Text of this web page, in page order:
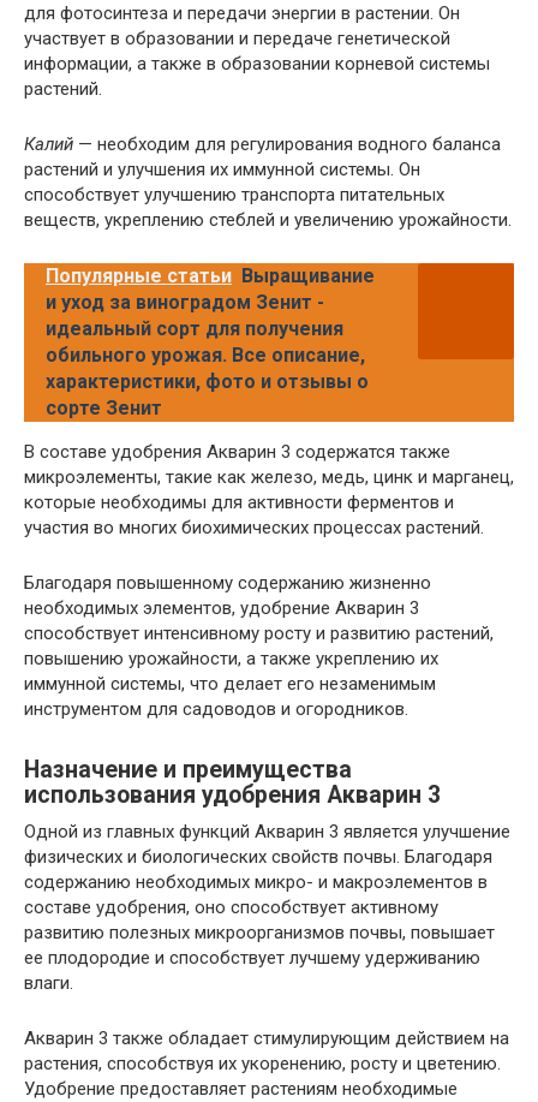
для фотосинтеза и передачи энергии в растении. Он
участвует в образовании и передаче генетической
информации, а также в образовании корневой системы
растений.
Калий — необходим для регулирования водного баланса
растений и улучшения их иммунной системы. Он
способствует улучшению транспорта питательных
веществ, укреплению стеблей и увеличению урожайности.
Популярные статьи Выращивание
и уход за виноградом Зенит -
идеальный сорт для получения
обильного урожая. Все описание,
характеристики, фото и отзывы о
сорте Зенит
В составе удобрения Акварин 3 содержатся также
микроэлементы, такие как железо, медь, цинк и марганец,
которые необходимы для активности ферментов и
участия во многих биохимических процессах растений.
Благодаря повышенному содержанию жизненно
необходимых элементов, удобрение Акварин 3
способствует интенсивному росту и развитию растений,
повышению урожайности, а также укреплению их
иммунной системы, что делает его незаменимым
инструментом для садоводов и огородников.
Назначение и преимущества
использования удобрения Акварин 3
Одной из главных функций Акварин 3 является улучшение
физических и биологических свойств почвы. Благодаря
содержанию необходимых микро- и макроэлементов в
составе удобрения, оно способствует активному
развитию полезных микроорганизмов почвы, повышает
ее плодородие и способствует лучшему удерживанию
влаги.
Акварин 3 также обладает стимулирующим действием на
растения, способствуя их укоренению, росту и цветению.
Удобрение предоставляет растениям необходимые